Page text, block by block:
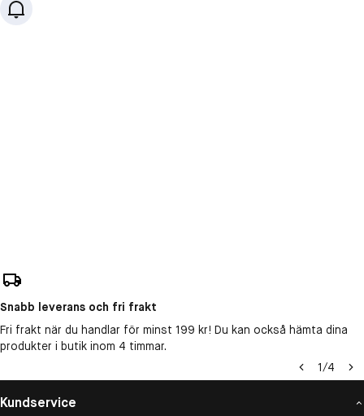
Snabb leverans och fri frakt
Fri frakt när du handlar för minst 199 kr! Du kan också hämta dina
produkter i butik inom 4 timmar.
1/4
Kundservice